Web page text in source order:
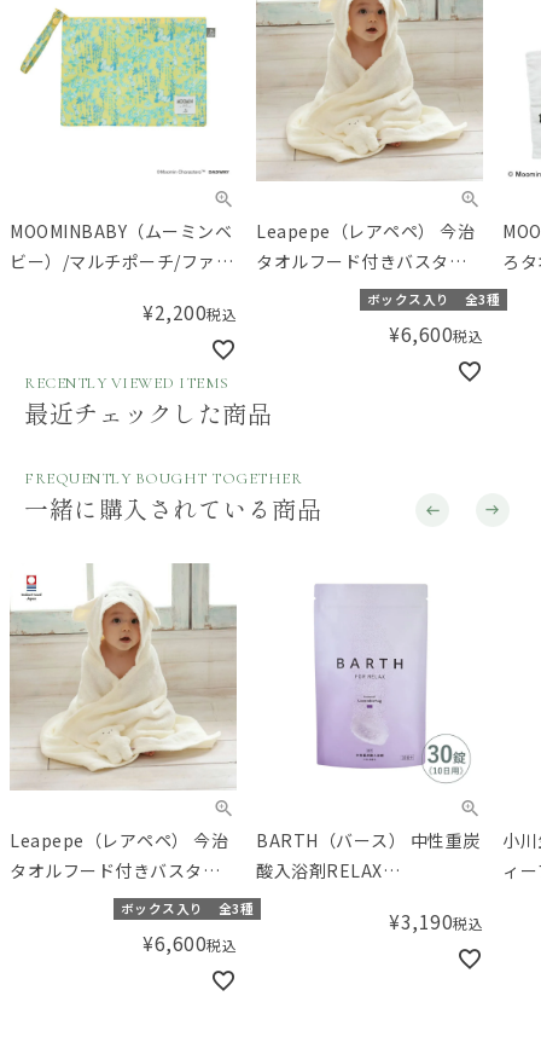
MOOMINBABY（ムーミンベ
ビー）/マルチポーチ/ファミ
¥2,200税込
Leapepe（レアペペ） 今治
タオルフード付きバスタオ
ボックス入り 全3種
¥6,600税込
ろ
RECENTLY VIEWED ITEMS
最近チェックした商品
FREQUENTLY BOUGHT TOGETHER
一緒に購入されている商品
Leapepe（レアペペ） 今治
タオルフード付きバスタオ
ボックス入り 全3種
¥6,600税込
BARTH（バース） 中性重炭
酸入浴剤RELAX
LavenderFog 30錠（10回
¥3,190税込
小
ィ